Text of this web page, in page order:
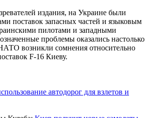
издания, на Украине были
поставок запасных частей и языковым
пилотами и западными
проблемы оказались настолько
возникли сомнения относительно
F-16 Киеву.
автодорог для взлетов и